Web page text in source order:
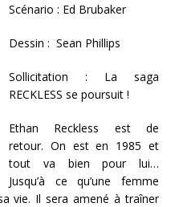
Scénario : Ed Brubaker
Dessin : Sean Phillips
Sollicitation : La saga
RECKLESS se poursuit !
Ethan Reckless est de
retour. On est en 1985 et
tout va bien pour lui…
Jusqu’à ce qu’une femme
vie. Il sera amené à traîner